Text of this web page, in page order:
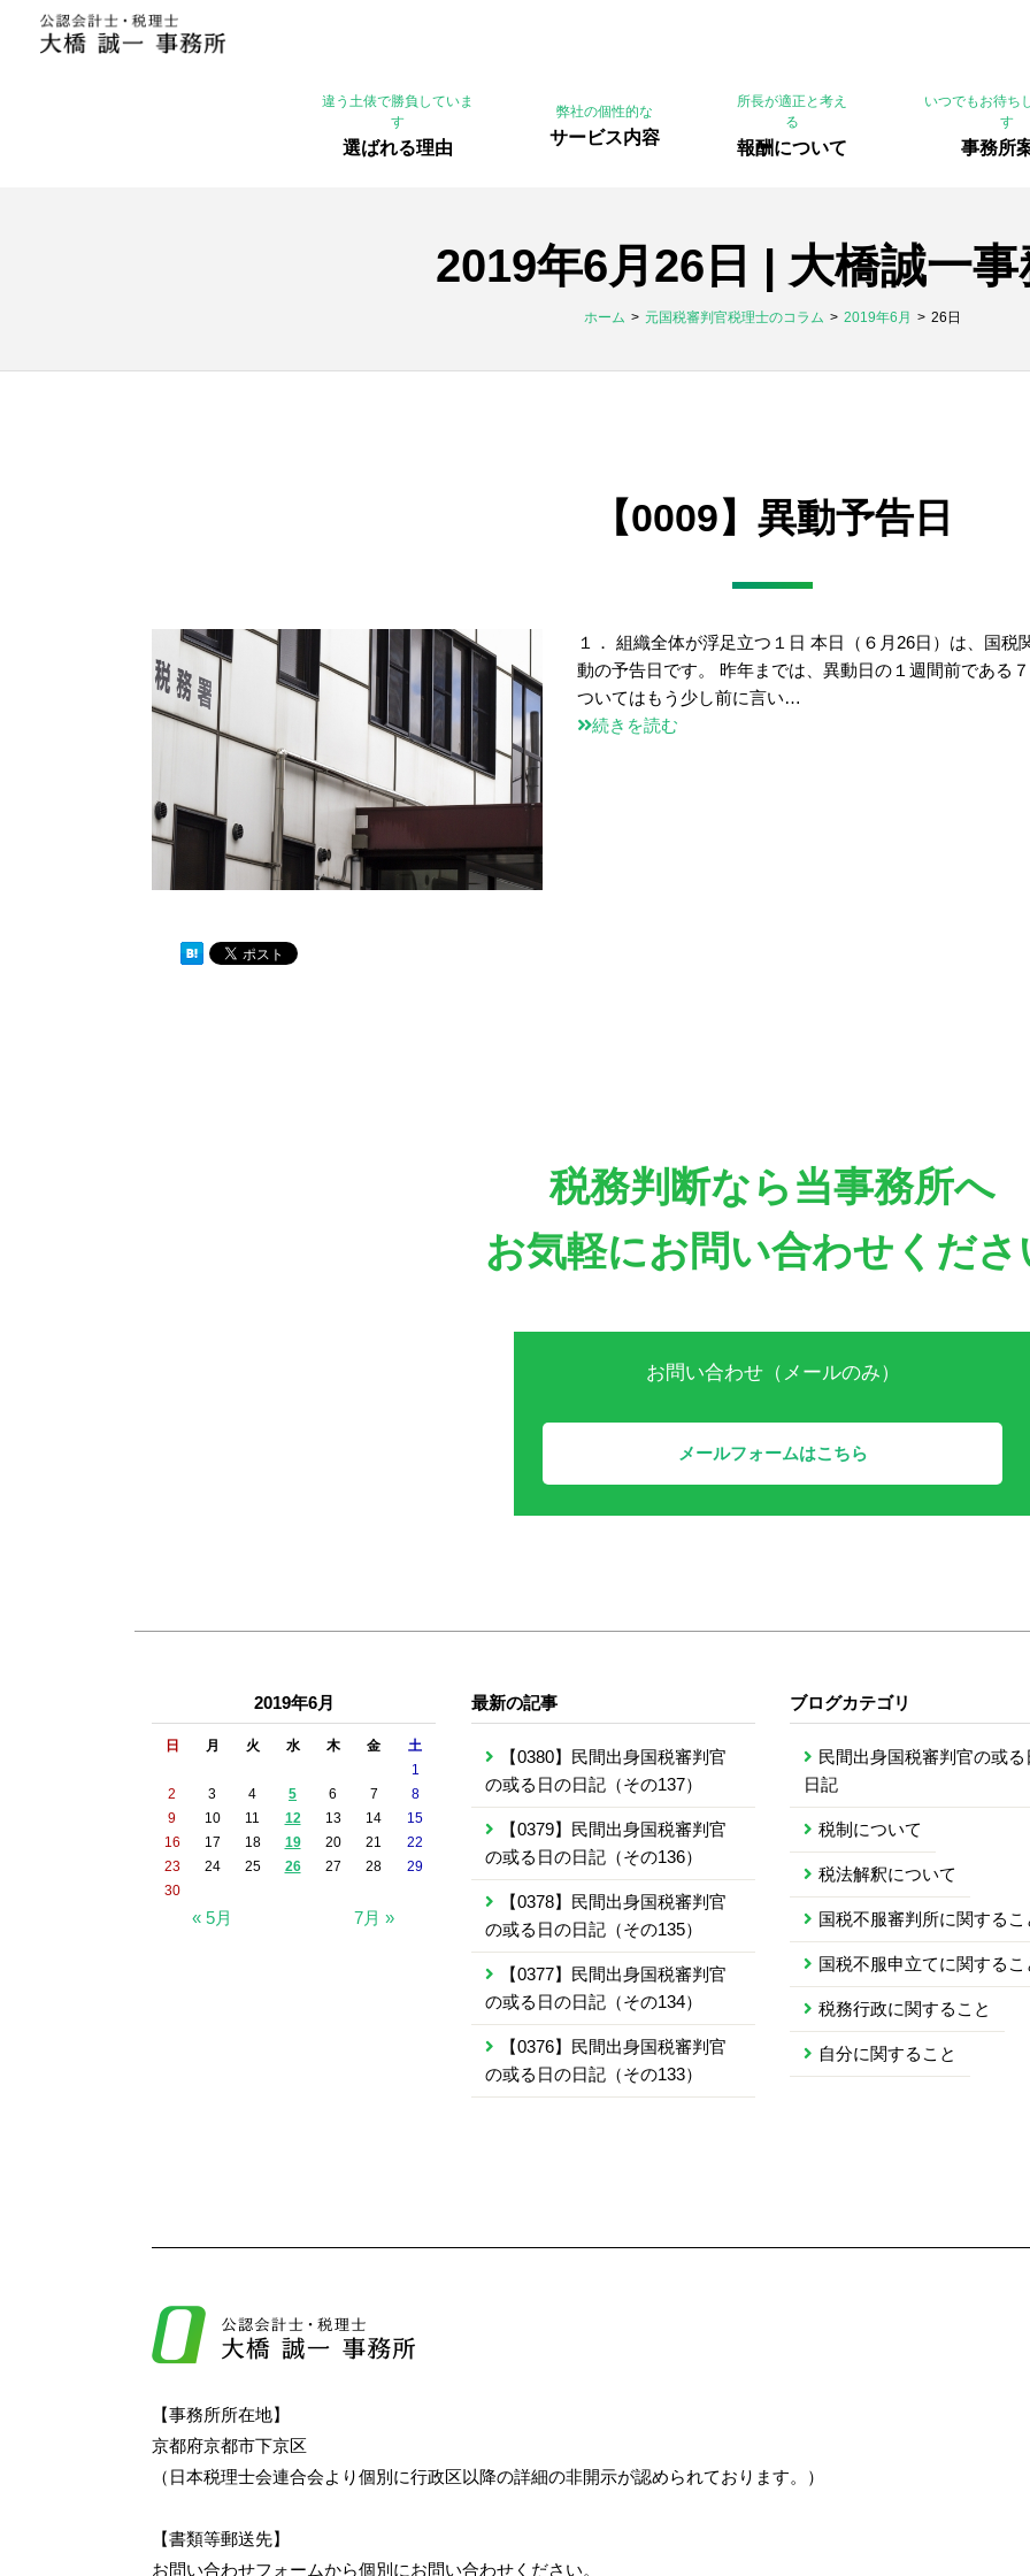
違う土俵で勝負していま
す
選ばれる理由
弊社の個性的な
サービス内容
所長が適正と考え
る
報酬について
いつでもお待ち
す
事務所
2019年6月26日 | 大橋誠一事
ホーム 元国税審判官税理士のコラム 2019年6月 26日
【0009】異動予告日
１． 組織全体が浮足立つ１日 本日（６月26日）は、国
動の予告日です。 昨年までは、異動日の１週間前である
ついてはもう少し前に言い…
続きを読む
税務判断なら当事務所へ
お気軽にお問い合わせくださ
お問い合わせ（メールのみ）
メールフォームはこちら
2019年6月
日 月 火 水 木 金 土
« 5月 7月 »
1
2
3 4 5 6 7
8
9
10 11 12 13 14
15
16
17 18 19 20 21
22
23
24 25 26 27 28
29
30
最新の記事
【0380】民間出身国税審判官
の或る日の日記（その137）
【0379】民間出身国税審判官
の或る日の日記（その136）
【0378】民間出身国税審判官
の或る日の日記（その135）
【0377】民間出身国税審判官
の或る日の日記（その134）
【0376】民間出身国税審判官
の或る日の日記（その133）
ブログカテゴリ
民間出身国税審判官の或る
日記
税制について
税法解釈について
国税不服審判所に関するこ
国税不服申立てに関するこ
税務行政に関すること
自分に関すること
【事務所所在地】
京都府京都市下京区
（日本税理士会連合会より個別に行政区以降の詳細の非開示が認められております。）
【書類等郵送先】
お問い合わせフォームから個別にお問い合わせください。